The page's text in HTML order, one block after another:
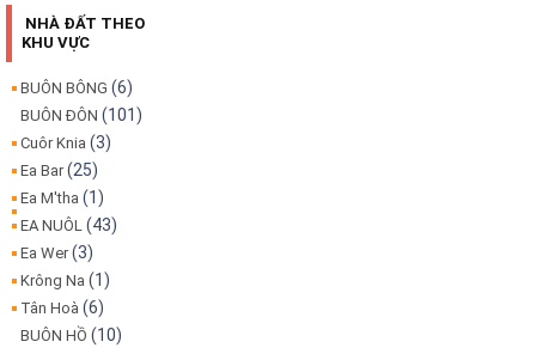
NHÀ ĐẤT THEO
KHU VỰC
BUÔN BÔNG (6)
BUÔN ĐÔN (101)
Cuôr Knia (3)
Ea Bar(25)
Ea M'tha (1)
EA NUÔL (43)
Ea Wer(3)
Krông Na (1)
Tân Hoà (6)
BUÔN HỒ (10)